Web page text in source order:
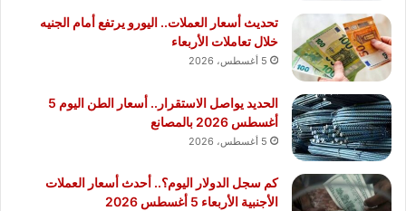
تحديث أسعار العملات.. اليورو يرتفع أمام الجنيه
خلال تعاملات الأربعاء
5 أغسطس، 2026
الحديد يواصل الاستقرار.. أسعار الطن اليوم 5
أغسطس 2026 بالمصانع
5 أغسطس، 2026
كم سجل الدولار اليوم؟.. أحدث أسعار العملات
الأجنبية الأربعاء 5 أغسطس 2026